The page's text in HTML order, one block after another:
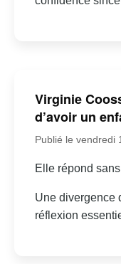
Virginie
d’avoir un
Publié le vendredi
Elle répond
Une divergence
réflexion